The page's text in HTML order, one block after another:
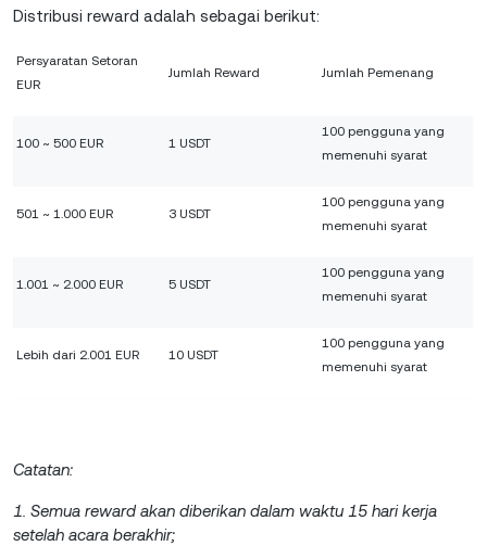
Distribusi reward adalah sebagai berikut:
Persyaratan Setoran
EUR
Jumlah Reward Jumlah Pemenang
100 ~ 500 EUR 1 USDT
100 pengguna yang
memenuhi syarat
501 ~ 1.000 EUR 3 USDT
100 pengguna yang
memenuhi syarat
1.001 ~ 2.000 EUR 5 USDT
100 pengguna yang
memenuhi syarat
Lebih dari 2.001 EUR 10 USDT
100 pengguna yang
memenuhi syarat
Catatan:
1. Semua reward akan diberikan dalam waktu 15 hari kerja
setelah acara berakhir;